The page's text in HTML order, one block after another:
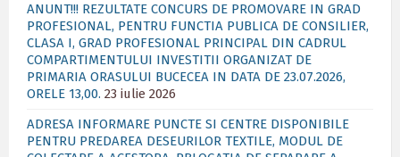
ANUNT!!! REZULTATE CONCURS DE PROMOVARE IN GRAD
PROFESIONAL, PENTRU FUNCTIA PUBLICA DE CONSILIER,
CLASA I, GRAD PROFESIONAL PRINCIPAL DIN CADRUL
COMPARTIMENTULUI INVESTITII ORGANIZAT DE
PRIMARIA ORASULUI BUCECEA IN DATA DE 23.07.2026,
ORELE 13,00. 23 iulie 2026
ADRESA INFORMARE PUNCTE SI CENTRE DISPONIBILE
PENTRU PREDAREA DESEURILOR TEXTILE, MODUL DE